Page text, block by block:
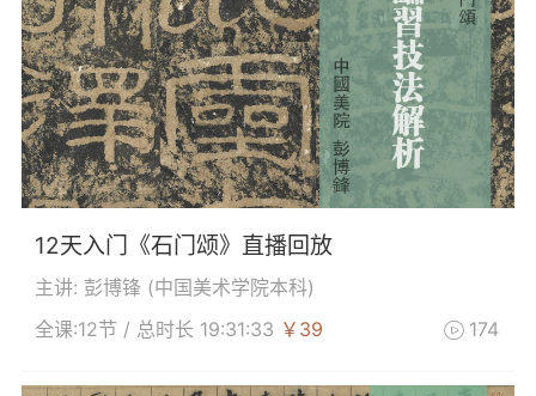
12天入门《石门颂》直播回放
主讲: 彭博锋 (中国美术学院本科)
全课:12节 / 总时长 19:31:33 ￥39  174